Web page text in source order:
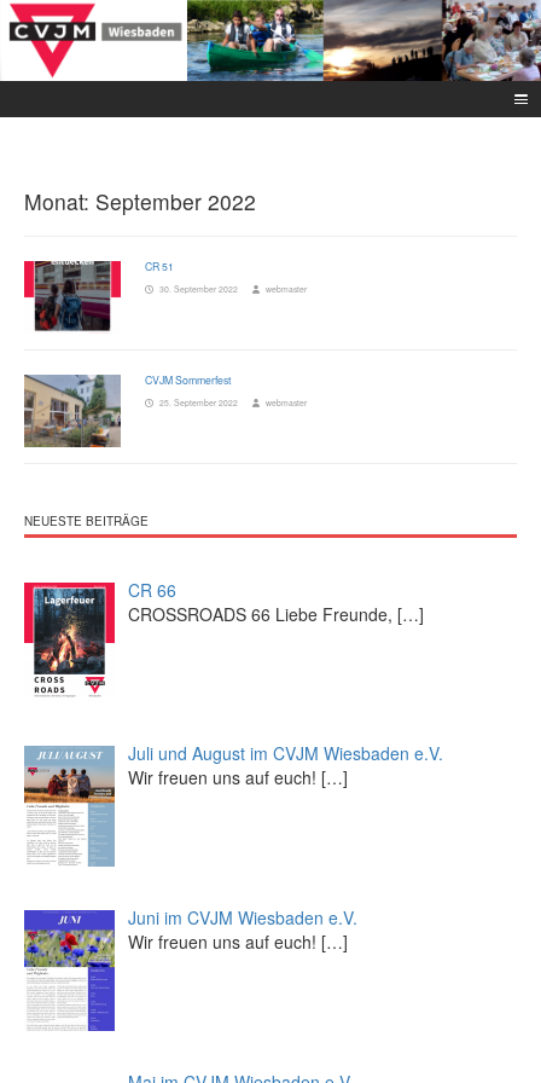
Monat: September 2022
CR 51
30. September 2022 webmaster
CVJM Sommerfest
25. September 2022 webmaster
NEUESTE BEITRÄGE
CR 66
CROSSROADS 66 Liebe Freunde, […]
Juli und August im CVJM Wiesbaden e.V.
Wir freuen uns auf euch! […]
Juni im CVJM Wiesbaden e.V.
Wir freuen uns auf euch! […]